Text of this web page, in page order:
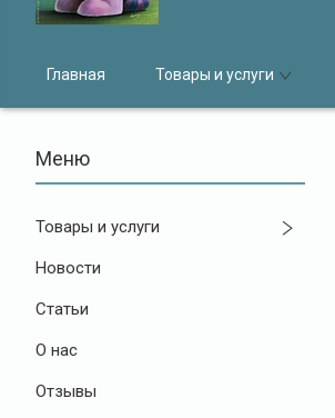
Главная Товары и услуги
Товары и услуги
Новости
Статьи
О нас
Отзывы